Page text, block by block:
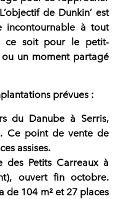
de Dunkin’ est
incontournable à tout
ce soit pour le petit-
un moment partagé
prévues :
du Danube à Serris,
Ce point de vente de
assises.
des Petits Carreaux à
ouvert fin octobre.
de 104 m² et 27 places